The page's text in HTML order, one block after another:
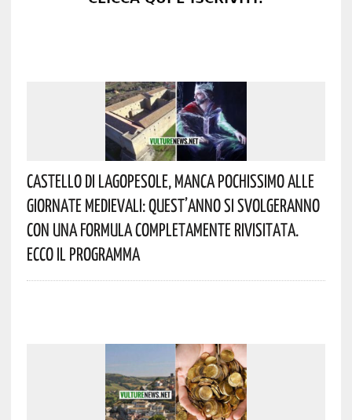
Castello Di Lagopesole, Manca Pochissimo Alle
Giornate Medievali: Quest’anno Si Svolgeranno
Con Una Formula Completamente Rivisitata.
Ecco Il Programma